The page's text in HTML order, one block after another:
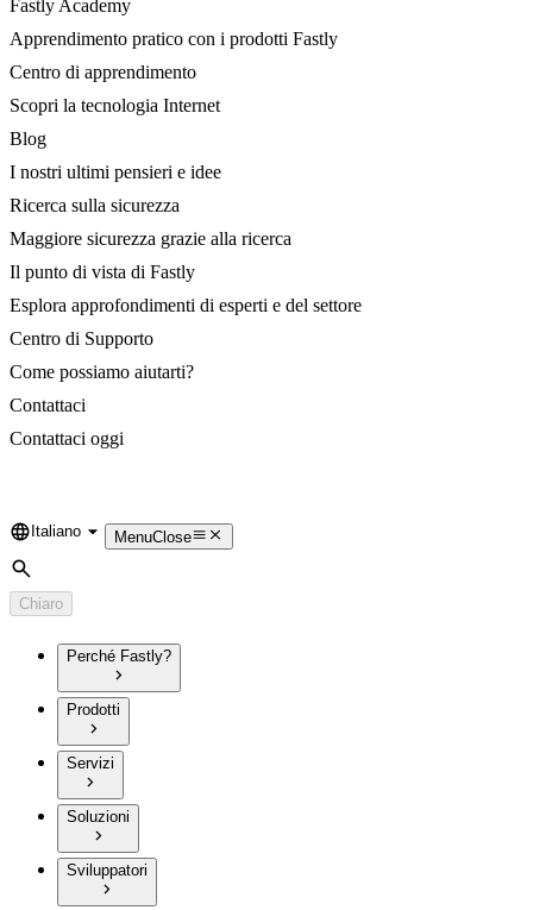
Fastly Academy
Apprendimento pratico con i prodotti Fastly
Centro di apprendimento
Scopri la tecnologia Internet
Blog
I nostri ultimi pensieri e idee
Ricerca sulla sicurezza
Maggiore sicurezza grazie alla ricerca
Il punto di vista di Fastly
Esplora approfondimenti di esperti e del settore
Centro di Supporto
Come possiamo aiutarti?
Contattaci
Contattaci oggi
Language
Italiano MenuClose
Cerca
Chiaro
Perché Fastly?
Prodotti
Servizi
Soluzioni
Sviluppatori